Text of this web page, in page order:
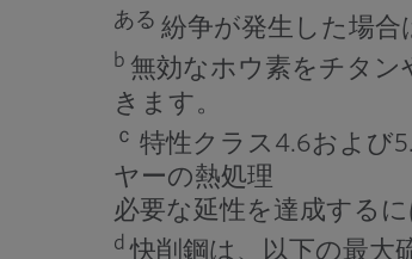
ある 紛争が発生した場合
b 無効なホウ素をチタ
きます。
ｃ 特性クラス4.6および
ヤーの熱処理
必要な延性を達成する
d 快削鋼は、以下の最大